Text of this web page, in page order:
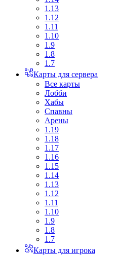
1.13
1.12
1.11
1.10
1.9
1.8
1.7
Карты для сервера
Все карты
Лобби
Хабы
Спавны
Арены
1.19
1.18
1.17
1.16
1.15
1.14
1.13
1.12
1.11
1.10
1.9
1.8
1.7
Карты для игрока